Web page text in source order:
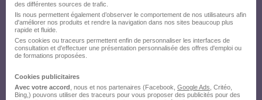
des différentes sources de trafic.
Ils nous permettent également d’observer le comportement de nos utilisateurs afin
d'améliorer nos produits et rendre la navigation dans nos sites beaucoup plus
rapide et fluide.
Ces cookies ou traceurs permettent enfin de personnaliser les interfaces de
consultation et d'effectuer une présentation personnalisée des offres d'emploi ou
de formations proposées.
Cookies publicitaires
Avec votre accord , nous et nos partenaires (Facebook, Google Ads , Critéo,
Bing,) pouvons utiliser des traceurs pour vous proposer des publicités pour des